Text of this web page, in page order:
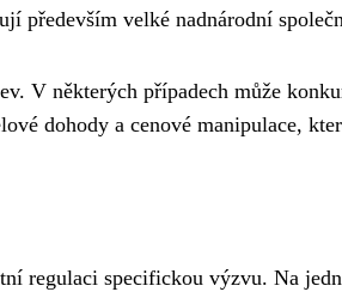
především velké nadnárodní
V některých případech může
dohody a cenové manipulace,
regulaci specifickou výzvu. Na